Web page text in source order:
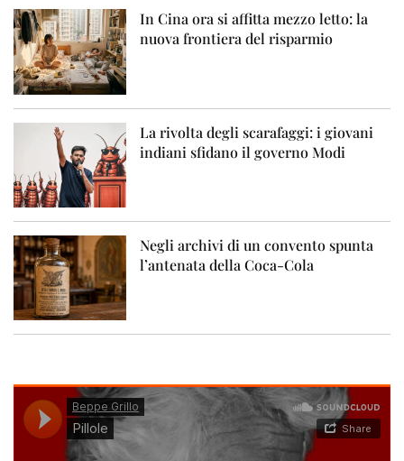
In Cina ora si affitta mezzo letto: la
nuova frontiera del risparmio
La rivolta degli scarafaggi: i giovani
indiani sfidano il governo Modi
Negli archivi di un convento spunta
l’antenata della Coca-Cola